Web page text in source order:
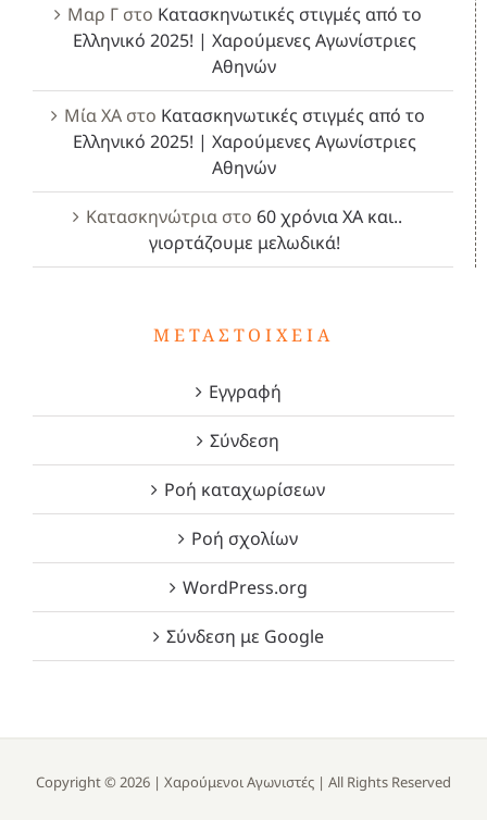
Μαρ Γστο Κατασκηνωτικές στιγμές από το
Ελληνικό 2025! | Χαρούμενες Αγωνίστριες
Αθηνών
Μία ΧΑστο Κατασκηνωτικές στιγμές από το
Ελληνικό 2025! | Χαρούμενες Αγωνίστριες
Αθηνών
Κατασκηνώτρια στο 60 χρόνια ΧΑ και..
γιορτάζουμε μελωδικά!
ΜΕΤΑΣΤΟΙΧΕΊΑ
Εγγραφή
Σύνδεση
Ροή καταχωρίσεων
Ροή σχολίων
WordPress.org
Σύνδεση με Google
Copyright © 2026 | Χαρούμενοι Αγωνιστές | All Rights Reserved